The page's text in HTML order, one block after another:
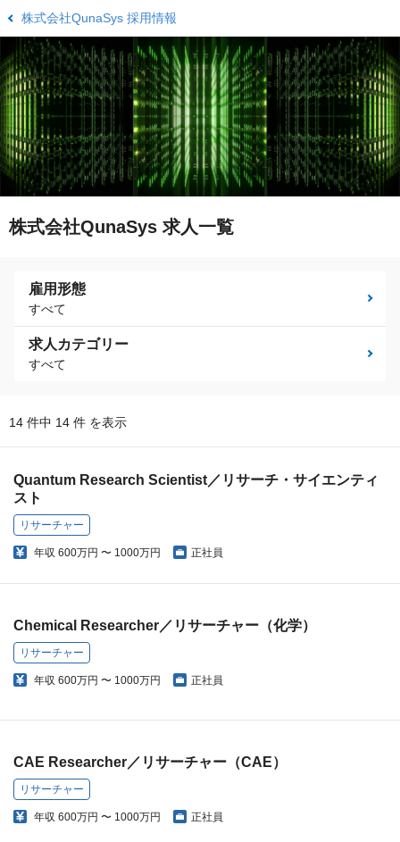
株式会社QunaSys 採用情報
株式会社QunaSys 求人一覧
雇用形態
すべて
求人カテゴリー
すべて
14 件中 14 件 を表示
Quantum Research Scientist／リサーチ・サイエンティ
スト
リサーチャー
年収 600万円 〜 1000万円 正社員
Chemical Researcher／リサーチャー（化学）
リサーチャー
年収 600万円 〜 1000万円 正社員
CAE Researcher／リサーチャー（CAE）
リサーチャー
年収 600万円 〜 1000万円 正社員